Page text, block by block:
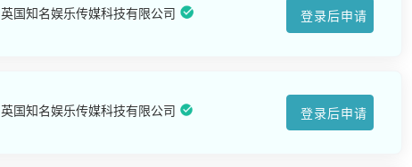
英国知名娱乐传媒科技有限公司 登录后申请
英国知名娱乐传媒科技有限公司 登录后申请